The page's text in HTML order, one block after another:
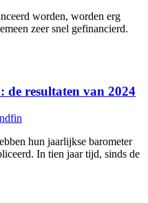
worden, worden erg
zeer snel gefinancierd.
resultaten van 2024
hun jaarlijkse barometer
In tien jaar tijd, sinds de